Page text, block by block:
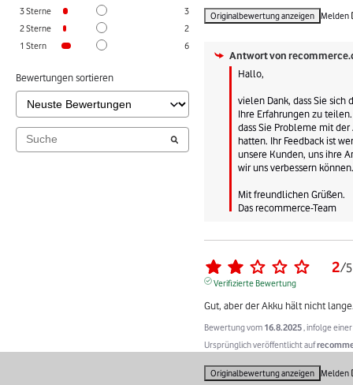
3Sterne
3
2Sterne
2
1 Stern 6
Bewertungen sortieren
Originalbewertung anzeigen Melden
Antwort von
Hallo,
vielen Dank, dass Sie
Ihre Erfahrungen zu
dass Sie Probleme mit
hatten. Ihr Feedback ist
unsere Kunden, uns ihre
wir uns verbessern können.
Mit freundlichen Grüßen.
Das recommerce-Team
2/5
Verifizierte Bewertung
Gut, aber der Akku hält nicht
Bewertung vom 16.8.2025 , infolge
Ursprünglich veröffentlicht auf
Originalbewertung anzeigen Melden